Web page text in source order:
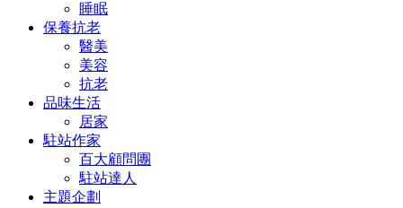
睡眠
保養抗老
醫美
美容
抗老
品味生活
居家
駐站作家
百大顧問團
駐站達人
主題企劃